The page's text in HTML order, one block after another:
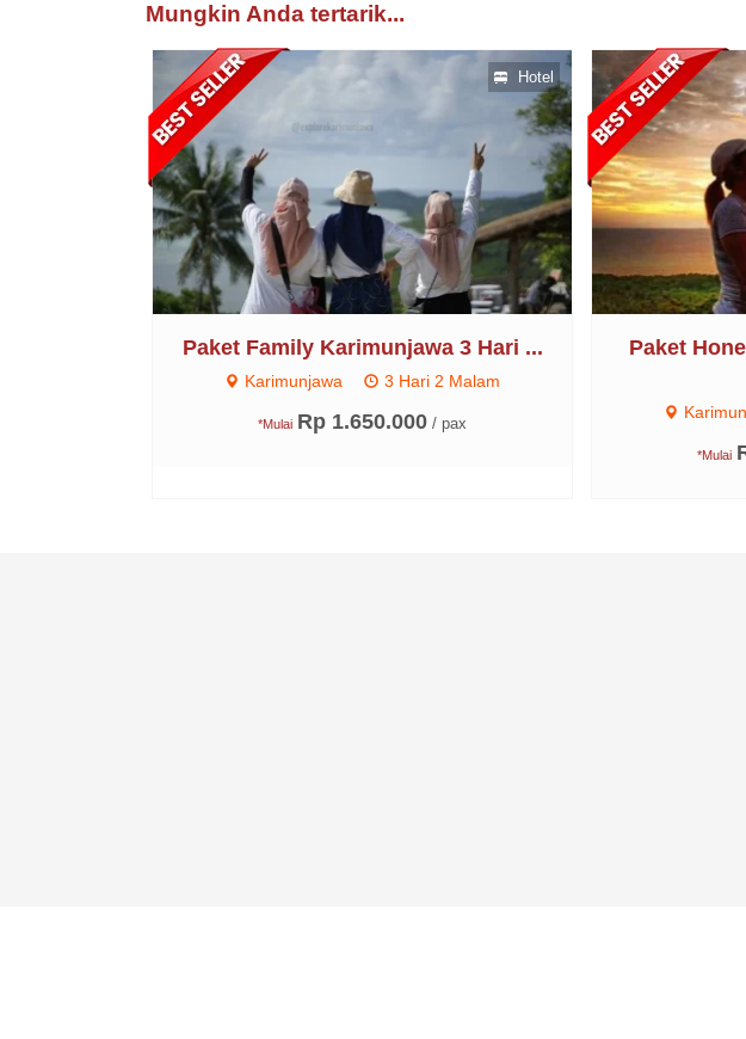
Mungkin Anda tertarik...
Paket Family Karimunjawa 3 Hari ...
Karimunjawa 3 Hari 2 Malam
*Mulai Rp 1.650.000 / pax
Hotel
Paket
*Mulai